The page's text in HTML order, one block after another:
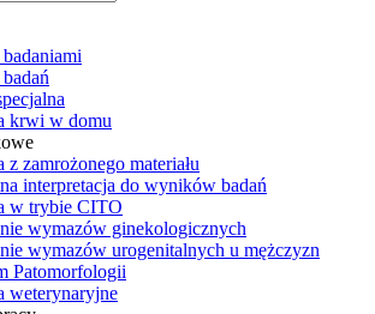
krwi w domu
z zamrożonego materiału
interpretacja do wyników badań
w trybie CITO
wymazów ginekologicznych
wymazów urogenitalnych u mężczyzn
Patomorfologii
weterynaryjne